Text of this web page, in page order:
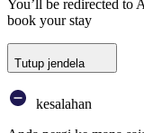
You’ll be redirected to
book your stay
Tutup jendela
kesalahan